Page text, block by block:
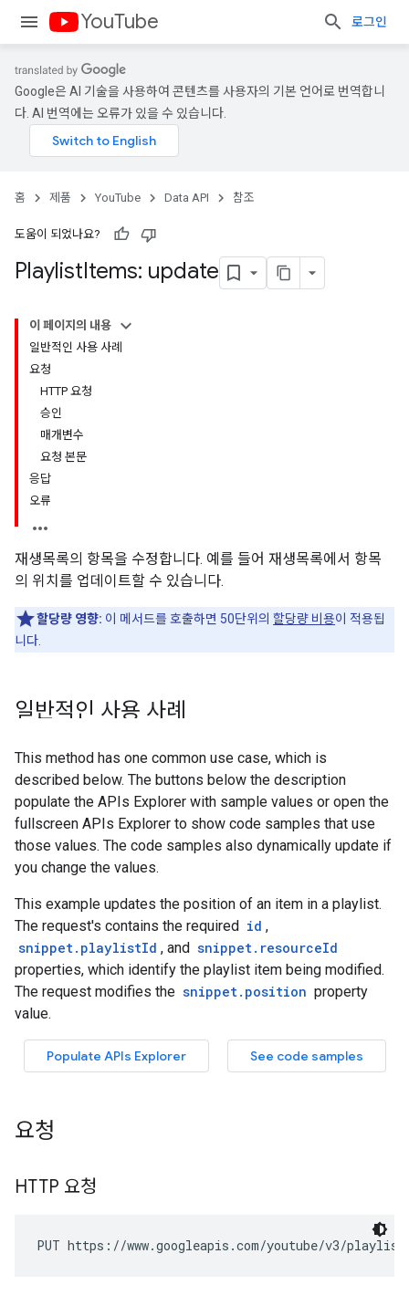
YouTube 로그인
Google은 AI 기술을 사용하여 콘텐츠를 사용자의 기본 언어로 번역합니
다. AI 번역에는 오류가 있을 수 있습니다.
홈 제품 YouTube Data API 참조
도움이 되었나요?
PlaylistItems: update
이 페이지의 내용
일반적인 사용 사례
요청
HTTP 요청
승인
매개변수
요청 본문
응답
오류
재생목록의 항목을 수정합니다. 예를 들어 재생목록에서 항목
의 위치를 업데이트할 수 있습니다.
할당량 영향: 이 메서드를 호출하면 50단위의 할당량 비용이 적용됩
니다.
일반적인 사용 사례
요청
HTTP 요청
PUT https://www.googleapis.com/youtube/v3/